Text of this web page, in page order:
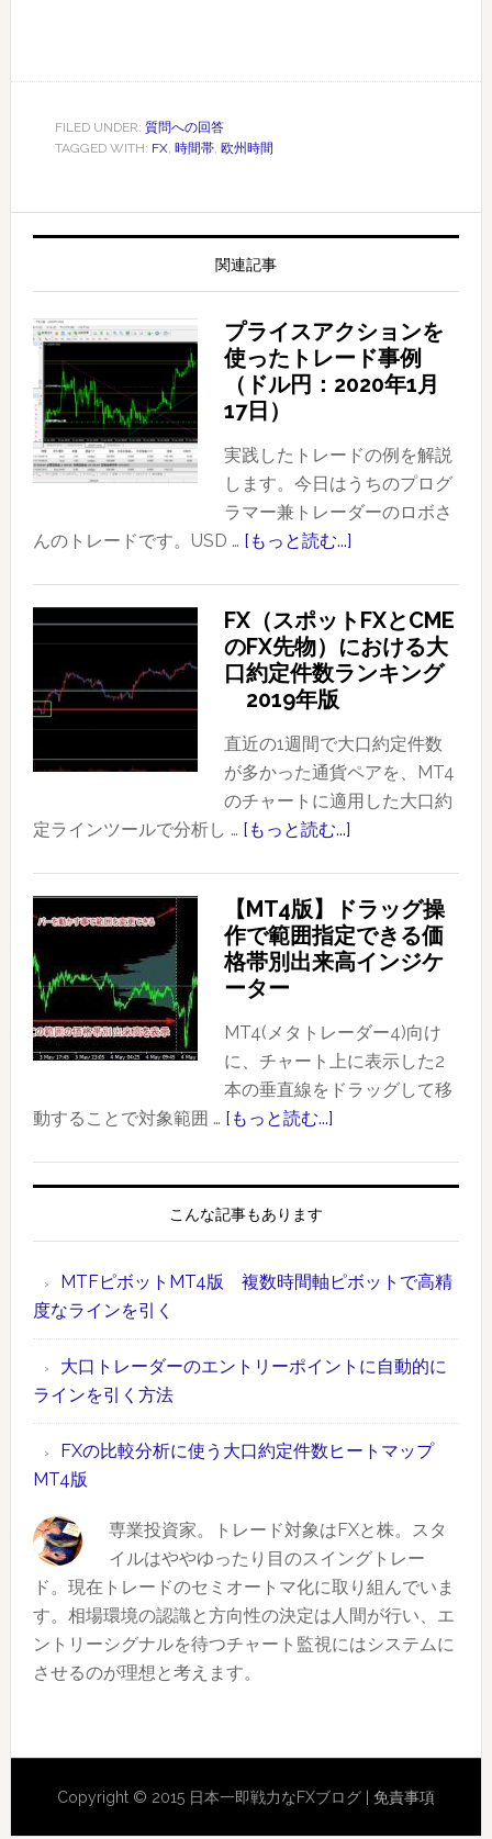
FILED UNDER: 質問への回答
TAGGED WITH: FX, 時間帯, 欧州時間
関連記事
プライスアクションを
使ったトレード事例
（ドル円：2020年1月
17日）
実践したトレードの例を解説
します。今日はうちのプログ
ラマー兼トレーダーのロボさ
んのトレードです。USD … [もっと読む...]
イ
ス
ア
シ
ョ
ン
た
ト
レ
ド
事
例
円：
月
日）
FX（スポットFXとCME
のFX先物）における大
口約定件数ランキング
2019年版
直近の1週間で大口約定件数
が多かった通貨ペアを、MT4
のチャートに適用した大口約
定ラインツールで分析し … [もっと読む...]
ッ
ト
FX
CME
の
FX
大
約
定
数
ラ
ン
グ
2019
年
【MT4版】ドラッグ操
作で範囲指定できる価
格帯別出来高インジケ
ーター
MT4(メタトレーダー4)向け
に、チャート上に表示した2
本の垂直線をドラッグして移
動することで対象範囲 … [もっと読む...]
グ
作
で
指
で
き
る
価
格
イ
ン
こんな記事もあります
MTFピボットMT4版 複数時間軸ピボットで高精
度なラインを引く
大口トレーダーのエントリーポイントに自動的に
ラインを引く方法
FXの比較分析に使う大口約定件数ヒートマップ
MT4版
専業投資家。トレード対象はFXと株。スタ
イルはややゆったり目のスイングトレー
ド。現在トレードのセミオートマ化に取り組んでいま
す。相場環境の認識と方向性の決定は人間が行い、エ
ントリーシグナルを待つチャート監視にはシステムに
させるのが理想と考えます。
Interactions
Copyright © 2015 日本一即戦力なFXブログ | 免責事項